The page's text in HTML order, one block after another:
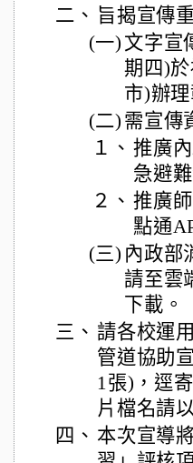
二、 旨揭宣傳
(一) 文字宣
期四)
市)辦
(二) 需宣傳
１、 推廣
急避
２、 推廣
點通
(三) 內政部
請至雲
下載。
三、 請各校運
管道協助
1張)，逕
片檔名請
四、 本次宣導